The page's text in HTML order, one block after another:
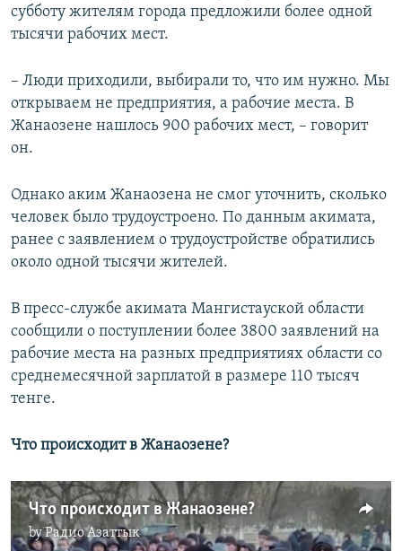
субботу жителям города предложили более одной
тысячи рабочих мест.
– Люди приходили, выбирали то, что им нужно. Мы
открываем не предприятия, а рабочие места. В
Жанаозене нашлось 900 рабочих мест, – говорит
он.
Однако аким Жанаозена не смог уточнить, сколько
человек было трудоустроено. По данным акимата,
ранее с заявлением о трудоустройстве обратились
около одной тысячи жителей.
В пресс-службе акимата Мангистауской области
сообщили о поступлении более 3800 заявлений на
рабочие места на разных предприятиях области со
среднемесячной зарплатой в размере 110 тысяч
тенге.
Что происходит в Жанаозене?
Что происходит в Жанаозене?
byРадио Азаттык